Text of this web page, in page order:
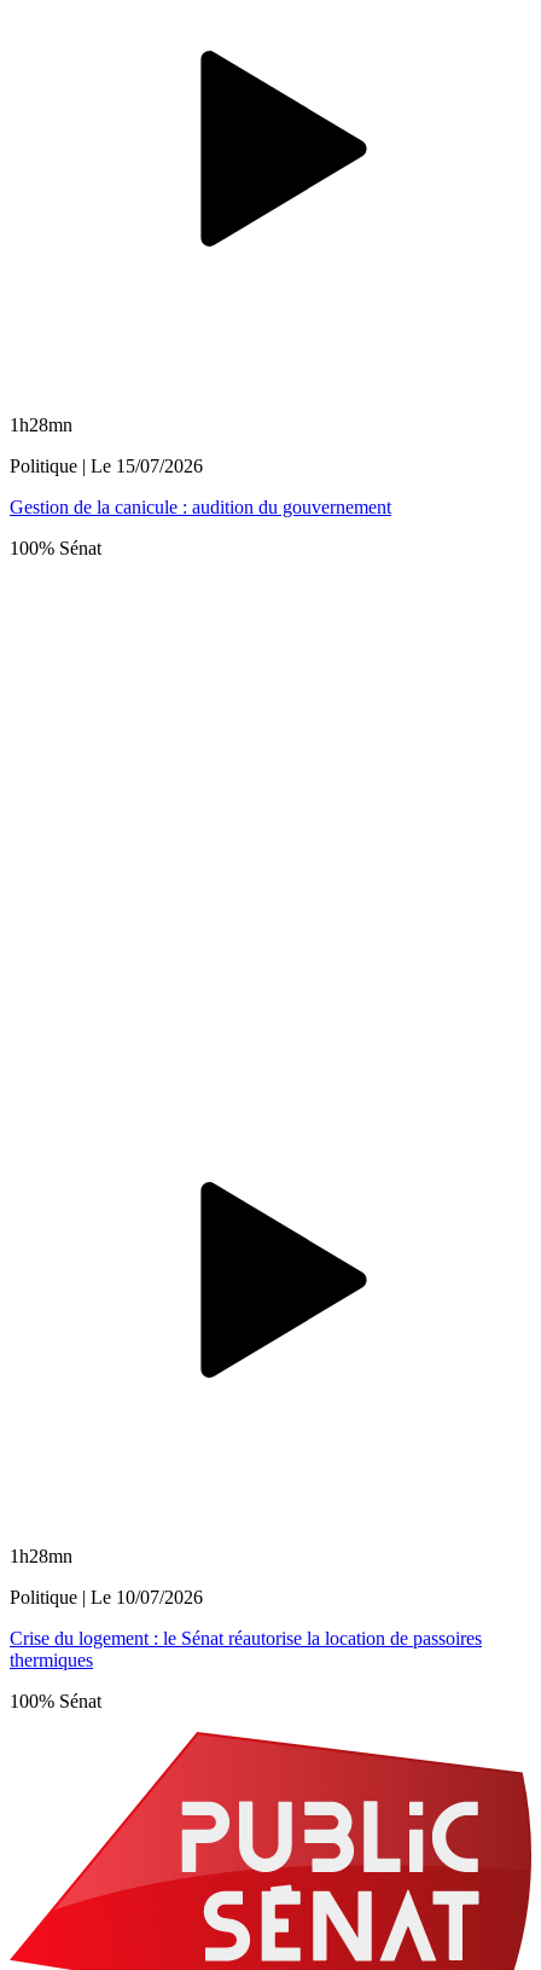
1h28mn
Politique | Le 15/07/2026
Gestion de la canicule : audition du gouvernement
100% Sénat
1h28mn
Politique | Le 10/07/2026
Crise du logement : le Sénat réautorise la location de passoires
thermiques
100% Sénat